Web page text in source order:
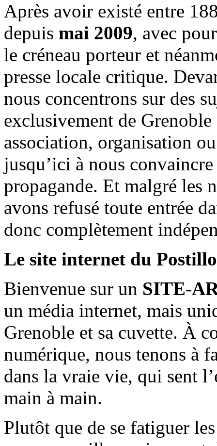
Après avoir existé entre
depuis mai 2009, avec
le créneau porteur et
presse locale critique.
nous concentrons sur des
exclusivement de
association, organisation
jusqu’ici à nous
propagande. Et malgré les
avons refusé toute entrée
donc complètement
Le site internet du
Bienvenue sur un SITE-
un média internet, mais
Grenoble et sa cuvette. À
numérique, nous tenons à
dans la vraie vie, qui sent
main à main.
Plutôt que de se fatiguer